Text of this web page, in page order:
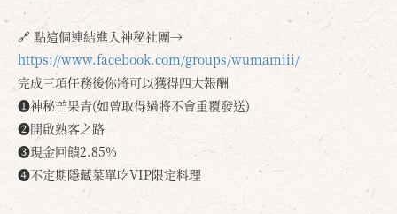
🔗 點這個連結進入神秘社團→
https://www.facebook.com/groups/wumamiii/
完成三項任務後你將可以獲得四大報酬
❶神秘芒果青(如曾取得過將不會重覆發送)
❷開啟熟客之路
❸現金回饋2.85%
❹不定期隱藏菜單吃VIP限定料理